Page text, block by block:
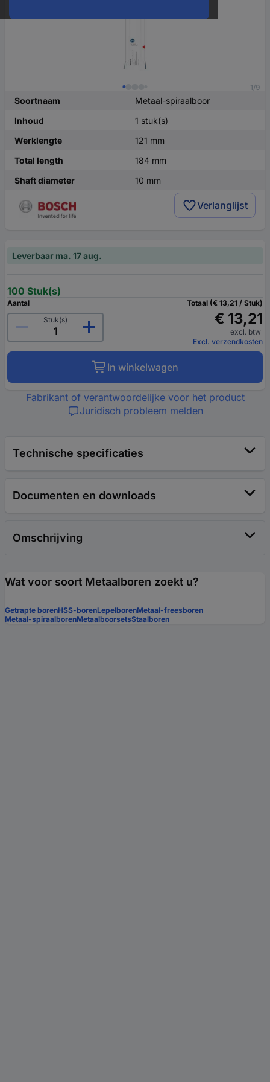
1/9
Soortnaam
Metaal-spiraalboor
Inhoud
1 stuk(s)
Werklengte
121 mm
Total length
184 mm
Shaft diameter
10 mm
Verlanglijst
Leverbaar ma. 17 aug.
100 Stuk(s)
Aantal
Stuk(s)
Totaal (€ 13,21 / Stuk)
€ 13,21
excl. btw
Excl. verzendkosten
In winkelwagen
Fabrikant of verantwoordelijke voor het product
Juridisch probleem melden
Technische specificaties
Documenten en downloads
Omschrijving
Wat voor soort Metaalboren zoekt u?
Getrapte borenHSS-borenLepelborenMetaal-freesboren
Metaal-spiraalborenMetaalboorsetsStaalboren